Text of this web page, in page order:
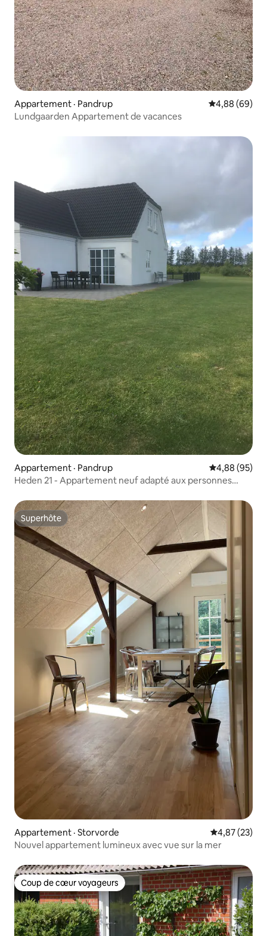
Appartement · Pandrup Note
4,88 (69)
Lundgaarden Appartement de vacances
Appartement · Pandrup Note
4,88 (95)
Heden 21 - Appartement neuf adapté aux personnes
Superhôte
Superhôte
Appartement · Storvorde Note
4,87 (23)
Nouvel appartement lumineux avec vue sur la mer
Coup de cœur voyageurs
Coup de cœur voyageurs